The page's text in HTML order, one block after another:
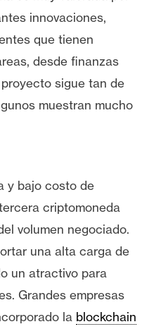
innovaciones,
que tienen
desde finanzas
sigue tan de
muestran mucho
y bajo costo de
criptomoneda
volumen negociado.
una alta carga de
un atractivo para
Grandes empresas
la blockchain